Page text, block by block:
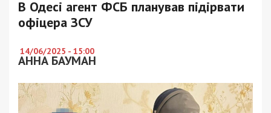
В Одесі агент ФСБ планував підірвати
офіцера ЗСУ
14/06/2025 - 15:00
АННА БАУМАН